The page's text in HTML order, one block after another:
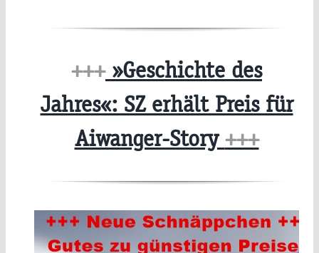
+++»Geschichte des
Jahres«: SZ erhält Preis für
Aiwanger-Story+++